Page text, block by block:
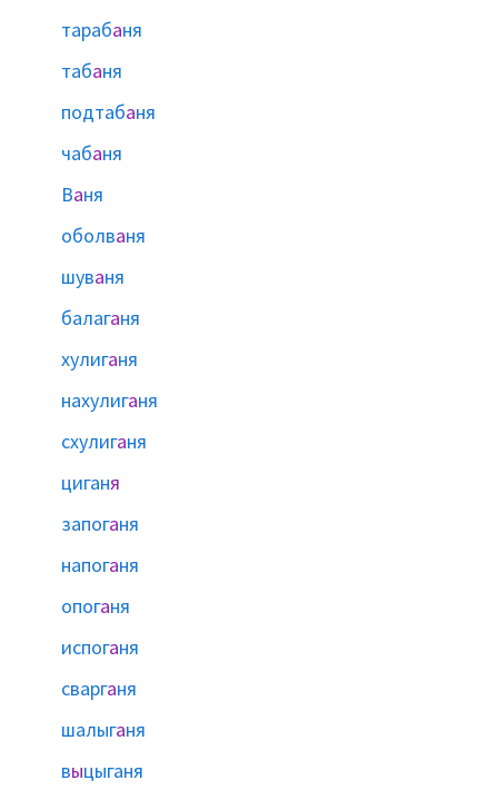
тарабаня
табаня
подтабаня
чабаня
Ваня
оболваня
шуваня
балаганя
хулиганя
нахулиганя
схулиганя
циганя
запоганя
напоганя
опоганя
испоганя
сварганя
шалыганя
выцыганя